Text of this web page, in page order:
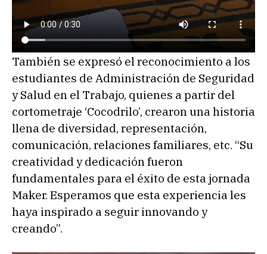
También se expresó el reconocimiento a los
estudiantes de Administración de Seguridad
y Salud en el Trabajo, quienes a partir del
cortometraje ‘Cocodrilo’, crearon una historia
llena de diversidad, representación,
comunicación, relaciones familiares, etc. “Su
creatividad y dedicación fueron
fundamentales para el éxito de esta jornada
Maker. Esperamos que esta experiencia les
haya inspirado a seguir innovando y
creando”.